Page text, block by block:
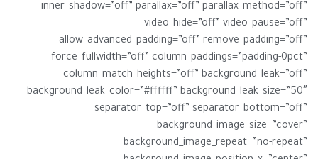
inner_shadow=”off” parallax=”off” parallax_method=”off”
video_hide=”off” video_pause=”off”
allow_advanced_padding=”off” remove_padding=”off”
force_fullwidth=”off” column_paddings=”padding-0pct”
column_match_heights=”off” background_leak=”off”
background_leak_color=”#ffffff” background_leak_size=”50″
separator_top=”off” separator_bottom=”off”
background_image_size=”cover”
background_image_repeat=”no-repeat”